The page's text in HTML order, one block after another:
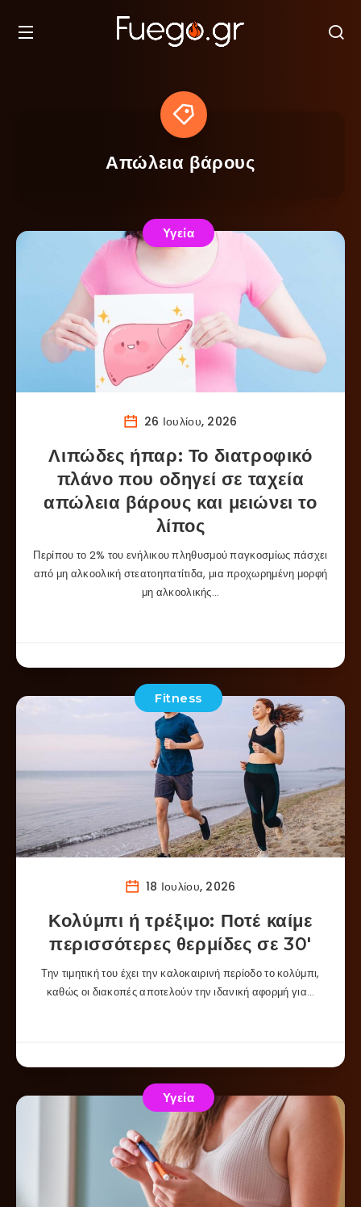
Απώλεια βάρους
Υγεία
26 Ιουλίου, 2026
Λιπώδες ήπαρ: Το διατροφικό
πλάνο που οδηγεί σε ταχεία
απώλεια βάρους και μειώνει το
λίπος
Περίπου το 2% του ενήλικου πληθυσμού παγκοσμίως πάσχει
από μη αλκοολική στεατοηπατίτιδα, μια προχωρημένη μορφή
μη αλκοολικής…
Fitness
18 Ιουλίου, 2026
Κολύμπι ή τρέξιμο: Ποτέ καίμε
περισσότερες θερμίδες σε 30′
Την τιμητική του έχει την καλοκαιρινή περίοδο το κολύμπι,
καθώς οι διακοπές αποτελούν την ιδανική αφορμή για…
Υγεία